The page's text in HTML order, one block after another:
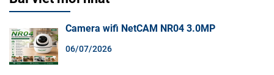
Camera wifi NetCAM NR04 3.0MP
06/07/2026